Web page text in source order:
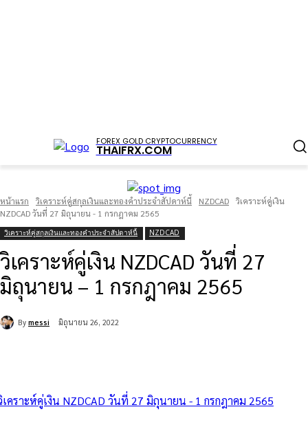
FOREX GOLD CRYPTOCURRENCY
THAIFRX.COM
หน้าแรก วิเคราะห์คู่สกุลเงินและทองคำประจำสัปดาห์นี้ NZDCAD
วิเคราะห์คู่เงิน
NZDCAD วันที่ 27 มิถุนายน - 1 กรกฎาคม 2565
วิเคราะห์คู่สกุลเงินและทองคำประจำสัปดาห์นี้ NZDCAD
วิเคราะห์คู่เงิน NZDCAD วันที่ 27
มิถุนายน – 1 กรกฎาคม 2565
By messi มิถุนายน 26, 2022